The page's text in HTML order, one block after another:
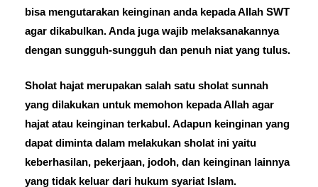
bisa mengutarakan keinginan anda kepada Allah SWT
agar dikabulkan. Anda juga wajib melaksanakannya
dengan sungguh-sungguh dan penuh niat yang tulus.
Sholat hajat merupakan salah satu sholat sunnah
yang dilakukan untuk memohon kepada Allah agar
hajat atau keinginan terkabul. Adapun keinginan yang
dapat diminta dalam melakukan sholat ini yaitu
keberhasilan, pekerjaan, jodoh, dan keinginan lainnya
yang tidak keluar dari hukum syariat Islam.